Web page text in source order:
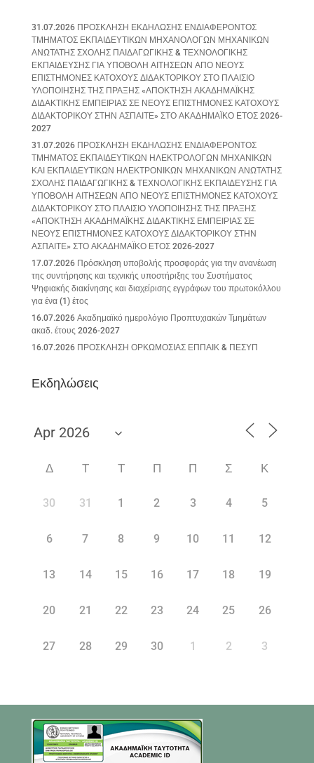
31.07.2026 ΠΡΟΣΚΛΗΣΗ ΕΚΔΗΛΩΣΗΣ ΕΝΔΙΑΦΕΡΟΝΤΟΣ
ΤΜΗΜΑΤΟΣ ΕΚΠΑΙΔΕΥΤΙΚΩΝ ΜΗΧΑΝΟΛΟΓΩΝ ΜΗΧΑΝΙΚΩΝ
ΑΝΩΤΑΤΗΣ ΣΧΟΛΗΣ ΠΑΙΔΑΓΩΓΙΚΗΣ & ΤΕΧΝΟΛΟΓΙΚΗΣ
ΕΚΠΑΙΔΕΥΣΗΣ ΓΙΑ ΥΠΟΒΟΛΗ ΑΙΤΗΣΕΩΝ ΑΠΟ ΝΕΟΥΣ
ΕΠΙΣΤΗΜΟΝΕΣ ΚΑΤΟΧΟΥΣ ΔΙΔΑΚΤΟΡΙΚΟΥ ΣΤΟ ΠΛΑΙΣΙΟ
ΥΛΟΠΟΙΗΣΗΣ ΤΗΣ ΠΡΑΞΗΣ «ΑΠΟΚΤΗΣΗ ΑΚΑΔΗΜΑΪΚΗΣ
ΔΙΔΑΚΤΙΚΗΣ ΕΜΠΕΙΡΙΑΣ ΣΕ ΝΕΟΥΣ ΕΠΙΣΤΗΜΟΝΕΣ ΚΑΤΟΧΟΥΣ
ΔΙΔΑΚΤΟΡΙΚΟΥ ΣΤΗΝ ΑΣΠΑΙΤΕ» ΣΤΟ ΑΚΑΔΗΜΑΪΚΟ ΕΤΟΣ 2026-
2027
31.07.2026 ΠΡΟΣΚΛΗΣΗ ΕΚΔΗΛΩΣΗΣ ΕΝΔΙΑΦΕΡΟΝΤΟΣ
ΤΜΗΜΑΤΟΣ ΕΚΠΑΙΔΕΥΤΙΚΩΝ ΗΛΕΚΤΡΟΛΟΓΩΝ ΜΗΧΑΝΙΚΩΝ
ΚΑΙ ΕΚΠΑΙΔΕΥΤΙΚΩΝ ΗΛΕΚΤΡΟΝΙΚΩΝ ΜΗΧΑΝΙΚΩΝ ΑΝΩΤΑΤΗΣ
ΣΧΟΛΗΣ ΠΑΙΔΑΓΩΓΙΚΗΣ & ΤΕΧΝΟΛΟΓΙΚΗΣ ΕΚΠΑΙΔΕΥΣΗΣ ΓΙΑ
ΥΠΟΒΟΛΗ ΑΙΤΗΣΕΩΝ ΑΠΟ ΝΕΟΥΣ ΕΠΙΣΤΗΜΟΝΕΣ ΚΑΤΟΧΟΥΣ
ΔΙΔΑΚΤΟΡΙΚΟΥ ΣΤΟ ΠΛΑΙΣΙΟ ΥΛΟΠΟΙΗΣΗΣ ΤΗΣ ΠΡΑΞΗΣ
«ΑΠΟΚΤΗΣΗ ΑΚΑΔΗΜΑΪΚΗΣ ΔΙΔΑΚΤΙΚΗΣ ΕΜΠΕΙΡΙΑΣ ΣΕ
ΝΕΟΥΣ ΕΠΙΣΤΗΜΟΝΕΣ ΚΑΤΟΧΟΥΣ ΔΙΔΑΚΤΟΡΙΚΟΥ ΣΤΗΝ
ΑΣΠΑΙΤΕ» ΣΤΟ ΑΚΑΔΗΜΑΪΚΟ ΕΤΟΣ 2026-2027
17.07.2026 Πρόσκληση υποβολής προσφοράς για την ανανέωση
της συντήρησης και τεχνικής υποστήριξης του Συστήματος
Ψηφιακής διακίνησης και διαχείρισης εγγράφων του πρωτοκόλλου
για ένα (1) έτος
16.07.2026 Ακαδημαϊκό ημερολόγιο Προπτυχιακών Τμημάτων
ακαδ. έτους 2026-2027
16.07.2026 ΠΡΟΣΚΛΗΣΗ ΟΡΚΩΜΟΣΙΑΣ ΕΠΠΑΙΚ & ΠΕΣΥΠ
Εκδηλώσεις
Δ Τ Τ Π Π Σ Κ
30 31 1 2 3 4 5
6 7 8 9 10 11 12
13 14 15 16 17 18 19
20 21 22 23 24 25 26
27 28 29 30 1 2 3